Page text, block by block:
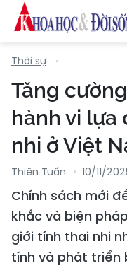
Thời sự
Tăng
hành vi lựa
nhi ở Việt
Thiên Tuấn 10/11/
Chính sách mới
khắc và biện
giới tính thai nhi
tính và phát triển